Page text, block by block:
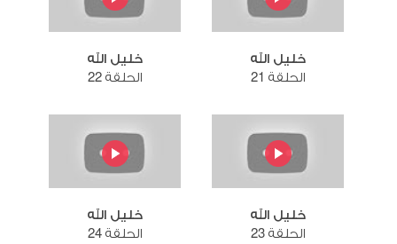
خليل الله
الحلقة 21
خليل الله
الحلقة 22
خليل الله
الحلقة 23
خليل الله
الحلقة 24